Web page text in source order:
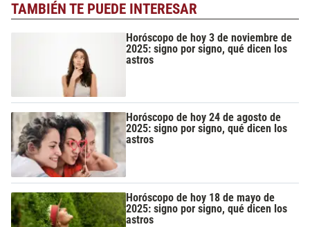
TAMBIÉN TE PUEDE INTERESAR
Horóscopo de hoy 3 de noviembre de
2025: signo por signo, qué dicen los
astros
Horóscopo de hoy 24 de agosto de
2025: signo por signo, qué dicen los
astros
Horóscopo de hoy 18 de mayo de
2025: signo por signo, qué dicen los
astros